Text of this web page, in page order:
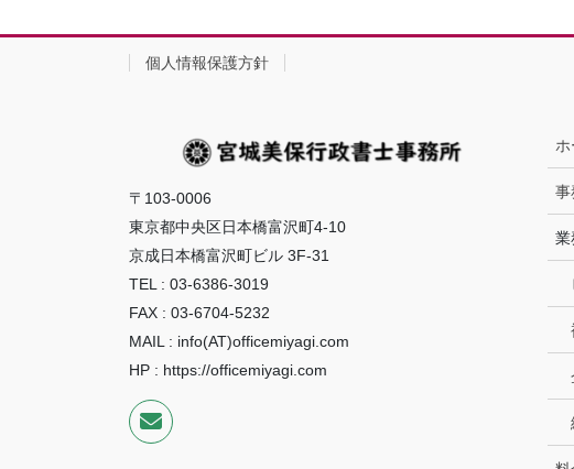
個人情報保護方針
〒103-0006
東京都中央区日本橋富沢町4-10
京成日本橋富沢町ビル 3F-31
TEL : 03-6386-3019
FAX : 03-6704-5232
MAIL : info(AT)officemiyagi.com
HP : https://officemiyagi.com
ホ
事
業